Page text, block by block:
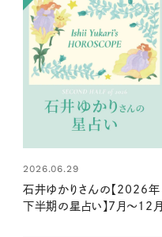
2026.06.29
石井ゆかりさんの【2026年
下半期の星占い】7月～12月